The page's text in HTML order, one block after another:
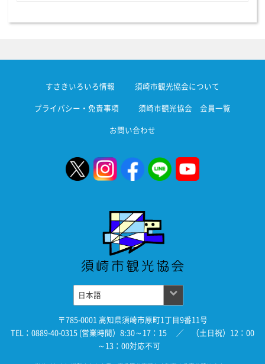
すさきいろいろ情報 須崎市観光協会について
プライバシー・免責事項 須崎市観光協会 会員一覧
お問い合わせ
〒785-0001 高知県須崎市原町1丁目9番11号
TEL：0889-40-0315 (営業時間）8:30～17：15 ／ （土日祝）12：00
～13：00対応不可